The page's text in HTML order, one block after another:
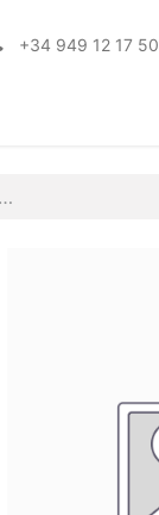
+34 949 12 17 50